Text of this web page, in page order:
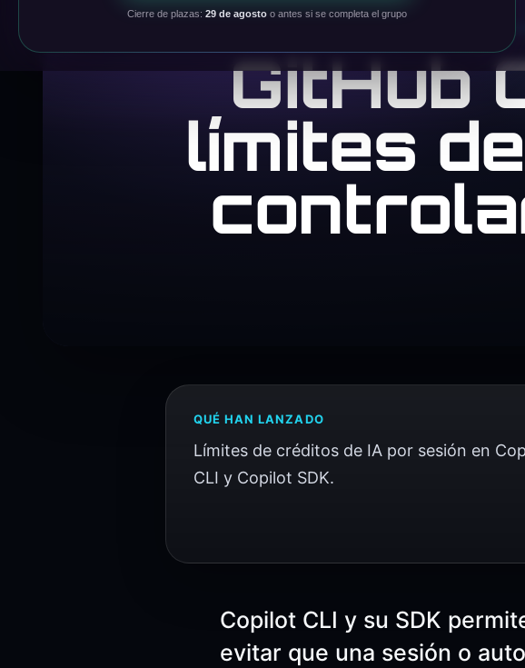
Cierre de plazas: 29 de agosto o antes si se completa el grupo
GitHub
límites
QUÉ HAN LANZADO
Límites de créditos de IA por sesión en
CLI y Copilot SDK.
Copilot CLI y su SDK
evitar que una sesión o